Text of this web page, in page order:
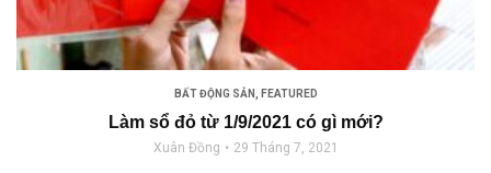
BẤT ĐỘNG SẢN FEATURED
Làm sổ đỏ từ 1/9/2021 có gì mới?
Xuân Đồng 29 Tháng 7, 2021